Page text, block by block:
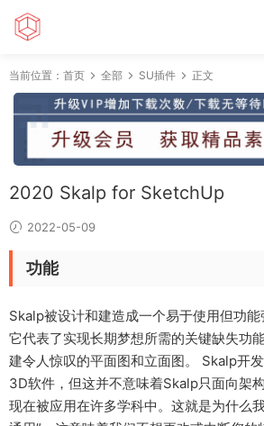
当前位置： 首页 全部 SU插件 正文
2020 Skalp for SketchUp
2022-05-09
功能
Skalp被设计和建造成一个易于使用但功能
它代表了实现长期梦想所需的关键缺失功
建令人惊叹的平面图和立面图。 Skalp开
3D软件，但这并不意味着Skalp只面向架
现在被应用在许多学科中。这就是为什么